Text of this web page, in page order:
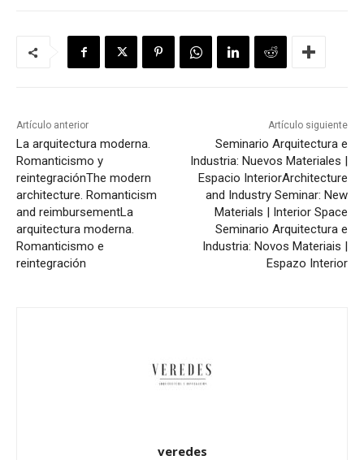
Artículo anterior
La arquitectura moderna.
Romanticismo y
reintegraciónThe modern
architecture. Romanticism
and reimbursementLa
arquitectura moderna.
Romanticismo e
reintegración
Artículo siguiente
Seminario Arquitectura e
Industria: Nuevos Materiales |
Espacio InteriorArchitecture
and Industry Seminar: New
Materials | Interior Space
Seminario Arquitectura e
Industria: Novos Materiais |
Espazo Interior
veredes